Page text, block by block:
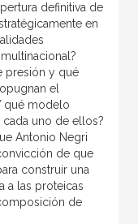
definitiva de
en
presión y qué
el
qué modelo
uno de ellos?
Antonio Negri
de que
construir una
a las proteicas
de